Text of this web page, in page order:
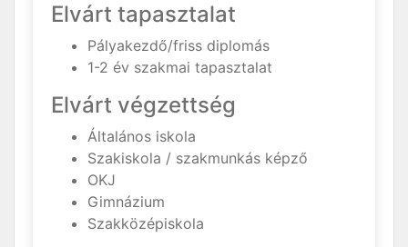
Elvárt tapasztalat
Pályakezdő/friss diplomás
1-2 év szakmai tapasztalat
Elvárt végzettség
Általános iskola
Szakiskola / szakmunkás képző
OKJ
Gimnázium
Szakközépiskola